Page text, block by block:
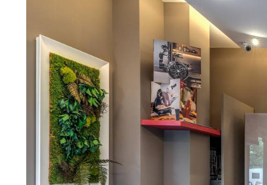
Promozioni
Il Brand
Architetti
LAGO Homes
News
Press
Cataloghi
Contatti